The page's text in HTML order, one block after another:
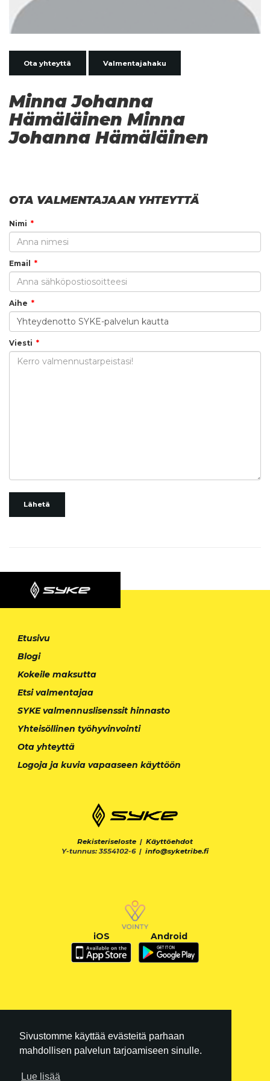
Sivustomme käyttää evästeitä parhaan
mahdollisen palvelun tarjoamiseen sinulle.
Lue lisää
Ota yhteyttä Valmentajahaku
Minna Johanna
Hämäläinen Minna
Johanna Hämäläinen
OTA VALMENTAJAAN YHTEYTTÄ
Nimi
Email
Aihe
Viesti
Lähetä
Etusivu
Blogi
Kokeile maksutta
Etsi valmentajaa
SYKE valmennuslisenssit hinnasto
Yhteisöllinen työhyvinvointi
Ota yhteyttä
Logoja ja kuvia vapaaseen käyttöön
Rekisteriseloste | Käyttöehdot
Y-tunnus: 3554102-6 | info@syketribe.fi
iOS Android